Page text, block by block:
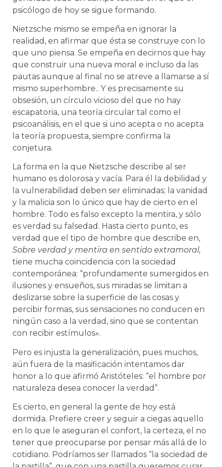
psicólogo de hoy se sigue formando.
Nietzsche mismo se empeña en ignorar la
realidad, en afirmar que ésta se construye con lo
que uno piensa. Se empeña en decirnos que hay
que construir una nueva moral e incluso da las
pautas aunque al final no se atreve a llamarse a sí
mismo superhombre.. Y es precisamente su
obsesión, un círculo vicioso del que no hay
escapatoria, una teoría circular tal como el
psicoanálisis, en el que si uno acepta o no acepta
la teoría propuesta, siempre confirma la
conjetura.
La forma en la que Nietzsche describe al ser
humano es dolorosa y vacía. Para él la debilidad y
la vulnerabilidad deben ser eliminadas; la vanidad
y la malicia son lo único que hay de cierto en el
hombre. Todo es falso excepto la mentira, y sólo
es verdad su falsedad. Hasta cierto punto, es
verdad que el tipo de hombre que describe en,
Sobre verdad y mentira en sentido extramoral,
tiene mucha coincidencia con la sociedad
contemporánea: “profundamente sumergidos en
ilusiones y ensueños, sus miradas se limitan a
deslizarse sobre la superficie de las cosas y
percibir formas, sus sensaciones no conducen en
ningún caso a la verdad, sino que se contentan
con recibir estímulos».
Pero es injusta la generalización, pues muchos,
aún fuera de la masificación intentamos dar
honor a lo que afirmó Aristóteles: “el hombre por
naturaleza desea conocer la verdad”.
Es cierto, en general la gente de hoy está
dormida. Prefiere creer y seguir a ciegas aquello
en lo que le aseguran el confort, la certeza, el no
tener que preocuparse por pensar más allá de lo
cotidiano. Podríamos ser llamados “la sociedad de